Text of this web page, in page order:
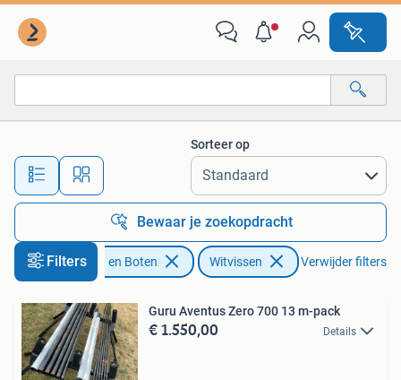
Alle afstanden…
Sorteer op
Bewaar je zoekopdracht
Filters
Watersport en Boten Witvissen Verwijder filters
Guru Aventus Zero 700 13 m-pack
€ 1.550,00 Details